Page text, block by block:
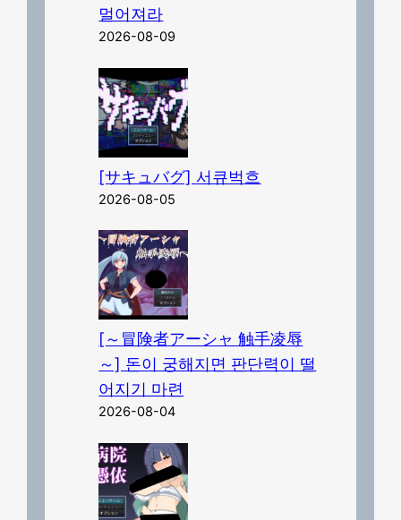
멀어져라
2026-08-09
[サキュバグ] 서큐벅흐
2026-08-05
[～冒険者アーシャ 触手凌辱
～] 돈이 궁해지면 판단력이 떨
어지기 마련
2026-08-04